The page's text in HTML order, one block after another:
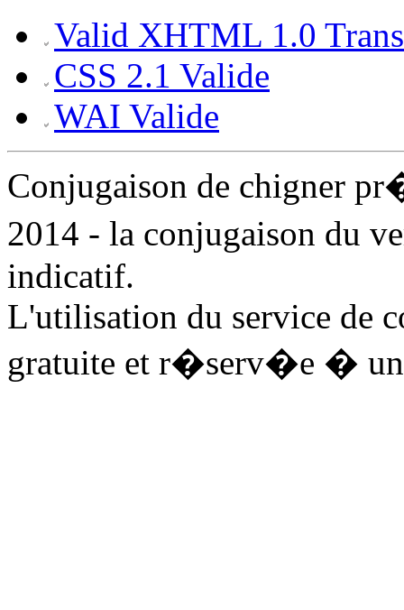
Valid XHTML 1.0
CSS 2.1 Valide
WAI Valide
Conjugaison de chigner
2014 - la conjugaison du
indicatif.
L'utilisation du service de
gratuite et r�serv�e � un